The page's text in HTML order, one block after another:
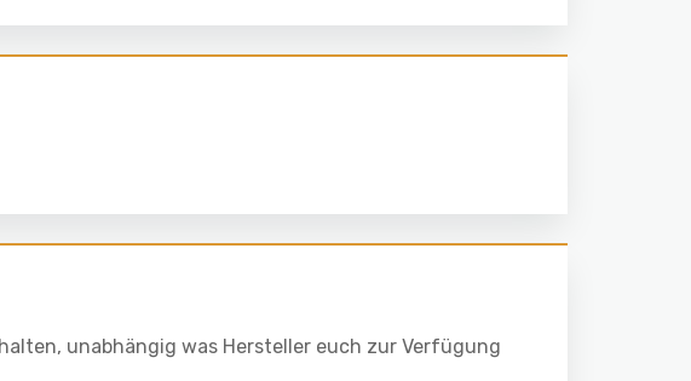
unabhängig was Hersteller euch zur Verfügung